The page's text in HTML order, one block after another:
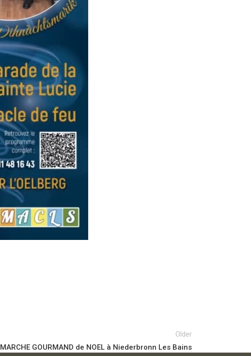
Older
MARCHE GOURMAND de NOEL à Niederbronn Les Bains